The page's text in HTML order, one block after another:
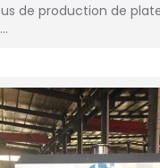
de production de